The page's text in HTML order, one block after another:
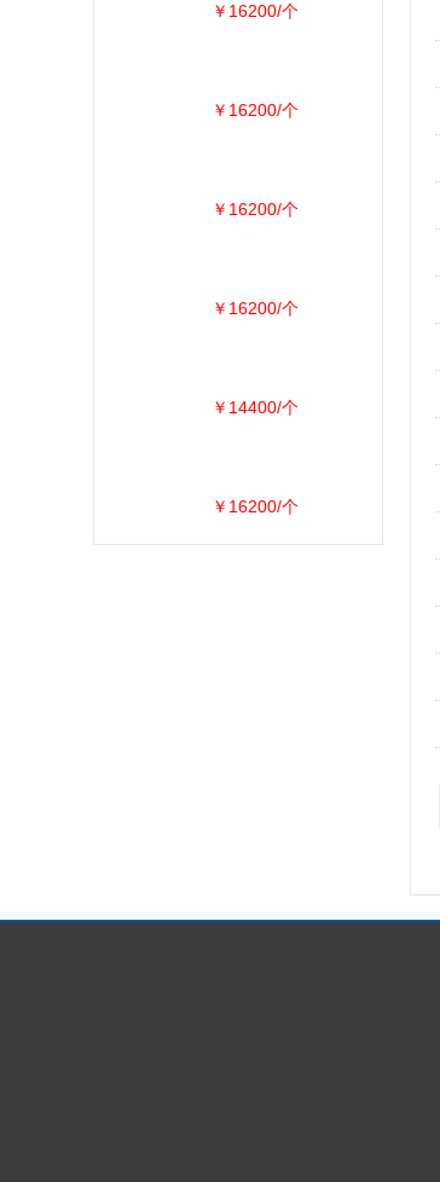
￥16200/个
￥16200/个
￥16200/个
￥16200/个
￥14400/个
￥16200/个